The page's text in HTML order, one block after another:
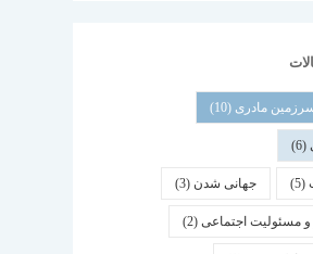
مادری (10)
(6)
(5) جهانی شدن (3)
و مسئولیت اجتماعی(2)